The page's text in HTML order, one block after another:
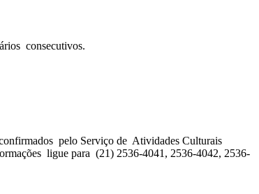
consecutivos.
pelo Serviço de Atividades Culturais
ligue para (21) 2536-4041, 2536-4042, 2536-